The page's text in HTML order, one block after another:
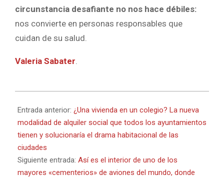
circunstancia desafiante no nos hace débiles:
nos convierte en personas responsables que
cuidan de su salud.
Valeria Sabater
06-
22
Entrada anterior: ¿Una vivienda en un colegio? La nueva
modalidad de alquiler social que todos los ayuntamientos
tienen y solucionaría el drama habitacional de las
ciudades
Siguiente entrada: Así es el interior de uno de los
mayores «cementerios» de aviones del mundo, donde